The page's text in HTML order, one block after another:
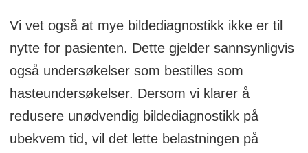
Vi vet også at mye bildediagnostikk ikke er til
nytte for pasienten. Dette gjelder sannsynligvis
også undersøkelser som bestilles som
hasteundersøkelser. Dersom vi klarer å
redusere unødvendig bildediagnostikk på
ubekvem tid, vil det lette belastningen på